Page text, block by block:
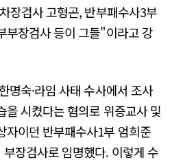
장검사 고형곤, 반부패수사3부
부장검사 등이 그들"이라고 강
명숙·라임 사태 수사에서 조사
을 시켰다는 혐의로 위증교사 및
자이던 반부패수사1부 엄희준
장검사로 임명했다. 이렇게 수